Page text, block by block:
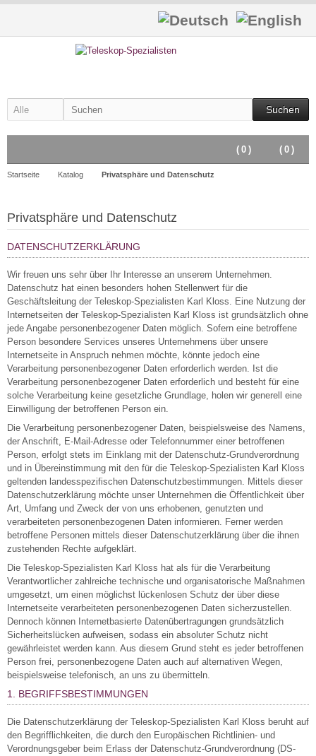
Suchen
( 0 )
( 0 )
Startseite Katalog Privatsphäre und Datenschutz
Privatsphäre und Datenschutz
DATENSCHUTZERKLÄRUNG
Wir freuen uns sehr über Ihr Interesse an unserem Unternehmen.
Datenschutz hat einen besonders hohen Stellenwert für die
Geschäftsleitung der Teleskop-Spezialisten Karl Kloss. Eine Nutzung der
Internetseiten der Teleskop-Spezialisten Karl Kloss ist grundsätzlich ohne
jede Angabe personenbezogener Daten möglich. Sofern eine betroffene
Person besondere Services unseres Unternehmens über unsere
Internetseite in Anspruch nehmen möchte, könnte jedoch eine
Verarbeitung personenbezogener Daten erforderlich werden. Ist die
Verarbeitung personenbezogener Daten erforderlich und besteht für eine
solche Verarbeitung keine gesetzliche Grundlage, holen wir generell eine
Einwilligung der betroffenen Person ein.
Die Verarbeitung personenbezogener Daten, beispielsweise des Namens,
der Anschrift, E-Mail-Adresse oder Telefonnummer einer betroffenen
Person, erfolgt stets im Einklang mit der Datenschutz-Grundverordnung
und in Übereinstimmung mit den für die Teleskop-Spezialisten Karl Kloss
geltenden landesspezifischen Datenschutzbestimmungen. Mittels dieser
Datenschutzerklärung möchte unser Unternehmen die Öffentlichkeit über
Art, Umfang und Zweck der von uns erhobenen, genutzten und
verarbeiteten personenbezogenen Daten informieren. Ferner werden
betroffene Personen mittels dieser Datenschutzerklärung über die ihnen
zustehenden Rechte aufgeklärt.
Die Teleskop-Spezialisten Karl Kloss hat als für die Verarbeitung
Verantwortlicher zahlreiche technische und organisatorische Maßnahmen
umgesetzt, um einen möglichst lückenlosen Schutz der über diese
Internetseite verarbeiteten personenbezogenen Daten sicherzustellen.
Dennoch können Internetbasierte Datenübertragungen grundsätzlich
Sicherheitslücken aufweisen, sodass ein absoluter Schutz nicht
gewährleistet werden kann. Aus diesem Grund steht es jeder betroffenen
Person frei, personenbezogene Daten auch auf alternativen Wegen,
beispielsweise telefonisch, an uns zu übermitteln.
1. BEGRIFFSBESTIMMUNGEN
Die Datenschutzerklärung der Teleskop-Spezialisten Karl Kloss beruht auf
den Begrifflichkeiten, die durch den Europäischen Richtlinien- und
Verordnungsgeber beim Erlass der Datenschutz-Grundverordnung (DS-